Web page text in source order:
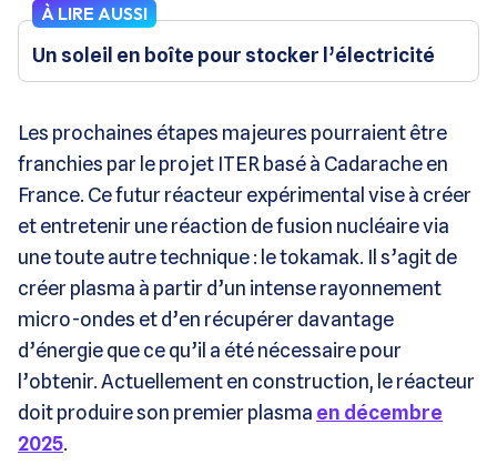
À LIRE AUSSI
Un soleil en boîte pour stocker l’électricité
Les prochaines étapes majeures pourraient être
franchies par le projet ITER basé à Cadarache en
France. Ce futur réacteur expérimental vise à créer
et entretenir une réaction de fusion nucléaire via
une toute autre technique : le tokamak. Il s’agit de
créer plasma à partir d’un intense rayonnement
micro-ondes et d’en récupérer davantage
d’énergie que ce qu’il a été nécessaire pour
l’obtenir. Actuellement en construction, le réacteur
doit produire son premier plasma en décembre
2025.